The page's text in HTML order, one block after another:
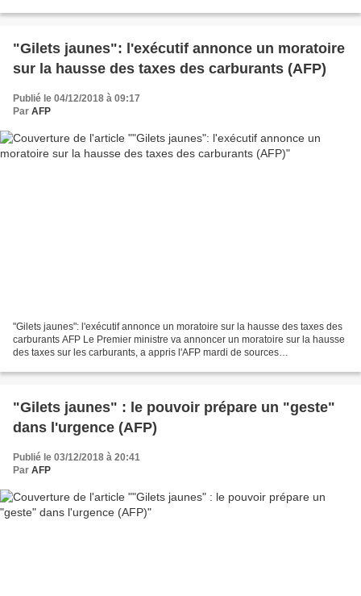
"Gilets jaunes": l'exécutif annonce un moratoire
sur la hausse des taxes des carburants (AFP)
Publié le 04/12/2018 à 09:17
Par AFP
"Gilets jaunes": l'exécutif annonce un moratoire sur la hausse des taxes des
carburants AFP Le Premier ministre va annoncer un moratoire sur la hausse
des taxes sur les carburants, a appris l'AFP mardi de sources
"Gilets jaunes" : le pouvoir prépare un "geste"
dans l'urgence (AFP)
Publié le 03/12/2018 à 20:41
Par AFP